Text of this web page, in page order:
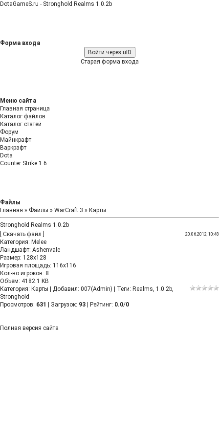
DotaGameS.ru - Stronghold Realms 1.0.2b
Форма входа
Войти через uID
Старая форма входа
Меню сайта
Главная страница
Каталог файлов
Каталог статей
Форум
Майнкрафт
Варкрафт
Dota
Counter Strike 1.6
Файлы
Главная » Файлы » WarCraft 3 » Карты
Stronghold Realms 1.0.2b
Скачать файл 20.06.2012, 10:48
Категория: Melee
Ландшафт: Ashenvale
Размер: 128x128
Игровая площадь: 116x116
Кол-во игроков: 8
Объем: 4182.1 KB
Категория: Карты Добавил: 007(Admin) Теги: Realms, 1.0.2b,
Stronghold
Просмотров: 631 Загрузок: 93 Рейтинг: 0.0/0
Полная версия сайта